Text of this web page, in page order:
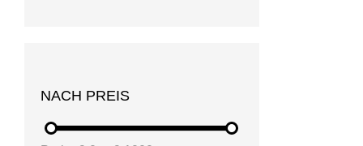
NACH PREIS